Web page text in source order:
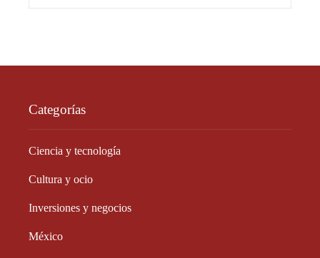
Categorías
Ciencia y tecnología
Cultura y ocio
Inversiones y negocios
México